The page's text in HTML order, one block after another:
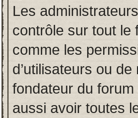
Les
contrôle sur tout le
comme les
d’utilisateurs ou
fondateur du
aussi avoir toutes